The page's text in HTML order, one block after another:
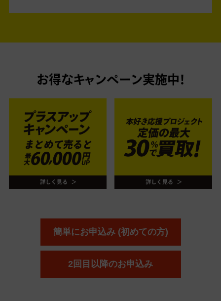
お得なキャンペーン実施中！
簡単にお申込み (初めての方)
2回目以降のお申込み